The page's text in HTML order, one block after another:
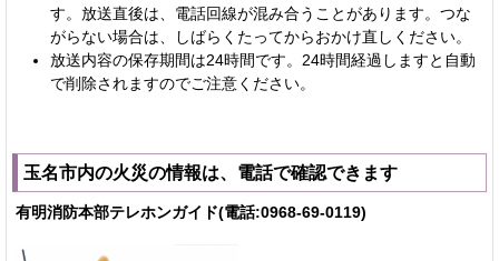
す。放送直後は、電話回線が混み合うことがあります。つな
がらない場合は、しばらくたってからおかけ直しください。
放送内容の保存期間は24時間です。24時間経過しますと自動
で削除されますのでご注意ください。
玉名市内の火災の情報は、電話で確認できます
有明消防本部テレホンガイド(電話:0968-69-0119)